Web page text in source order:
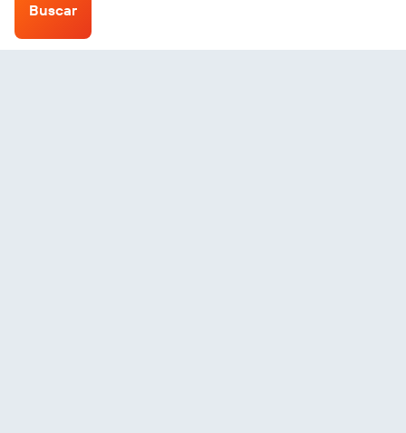
Buscar